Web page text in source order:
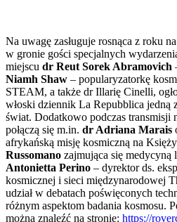
Na uwagę zasługuje rosnąca z roku
w gronie gości specjalnych
miejscu dr Reut Sorek Abramovich
Niamh Shaw – popularyzatorkę
STEAM, a także dr Illarię Cinelli,
włoski dziennik La Repubblica jedną
świat. Dodatkowo podczas transmisji
połączą się m.in. dr Adriana Marais
afrykańską misję kosmiczną na
Russomano zajmująca się medycyną
Antonietta Perino – dyrektor ds.
kosmicznej i sieci międzynarodowej
udział w debatach poświęconych
różnym aspektom badania kosmosu.
można znaleźć na stronie: https://